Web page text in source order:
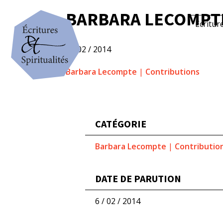
BARBARA
6 / 02 / 2014
Barbara Lecompte | Contributions
CATÉGORIE
Barbara Lecompte |
DATE DE PARUTION
6 / 02 / 2014